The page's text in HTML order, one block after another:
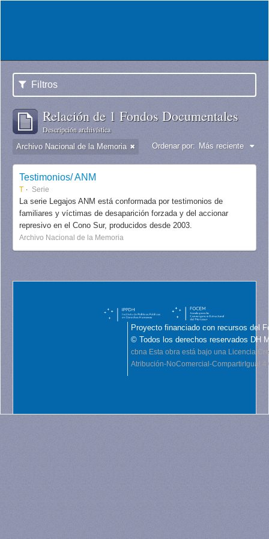
Filtros
Relación de 1 Fondos Documentales
Descripción archivística
Archivo Nacional de la Memoria Ordenar por: Más reciente
Testimonios/ ANM
T Serie
La serie Legajos ANM está conformada por testimonios de
familiares y víctimas de desaparición forzada y del accionar
represivo en el Cono Sur, producidos desde 2003.
Archivo Nacional de la Memoria
Proyecto financiado con recursos del
© Todos los derechos reservados DH
cbna Esta obra está bajo una Licencia
Atribución-NoComercial-CompartirIgual